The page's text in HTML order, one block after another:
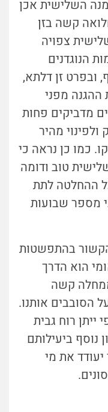
השלישית אכן
קשה בזן
השלישית צפויה
הנוגדנים
ובפרט זן דלתא,
מפני
מדביקים פחות
ולפינוי מהיר
כמו כן נראה כי
טוב ודומה
ההחלטה לתת
מספר שבועות
בהתפשטות
הוא הדרך
קשה
הסובבים אותנו.
ייתן רוח גבית
נוסף ביעילותם
יעודד את מי